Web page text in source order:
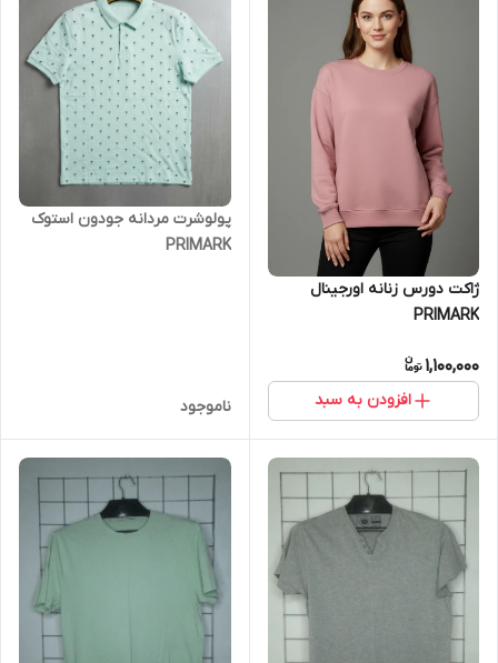
ژاکت دورس زنانه اورجینال
PRIMARK
1,100,000
افزودن به سبد
پولوشرت مردانه جودون استوک
PRIMARK
ناموجود